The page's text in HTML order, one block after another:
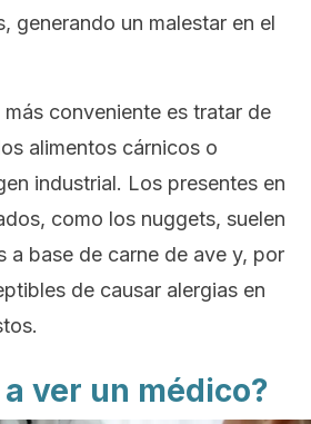
generando un malestar en el
conveniente es tratar de
alimentos cárnicos o
industrial. Los presentes en
como los nuggets, suelen
a base de carne de ave y, por
de causar alergias en
ver un médico?